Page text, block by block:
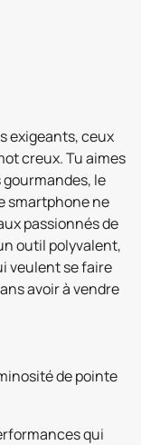
exigeants, ceux
creux. Tu aimes
le
smartphone ne
passionnés de
outil polyvalent,
veulent se faire
avoir à vendre
de pointe
qui